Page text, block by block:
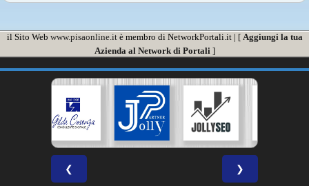
il Sito Web www.pisaonline.itè membro di NetworkPortali.it | [ Aggiungi la tua
Azienda al Network di Portali]
❮ ❯